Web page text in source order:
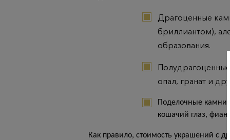
Драгоценные
бриллиантом),
образования.
опал, гранат и
Поделочные
кошачий глаз,
Как правило, стоимость украшений с